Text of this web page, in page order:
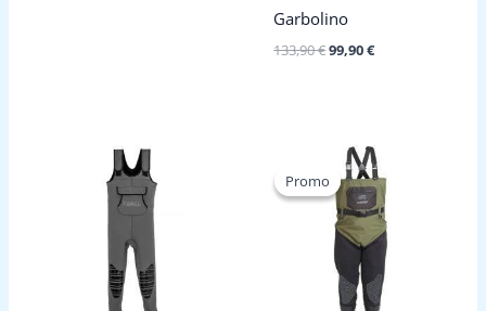
Garbolino
133,90€Le
99,90€Le
Promo
Promo